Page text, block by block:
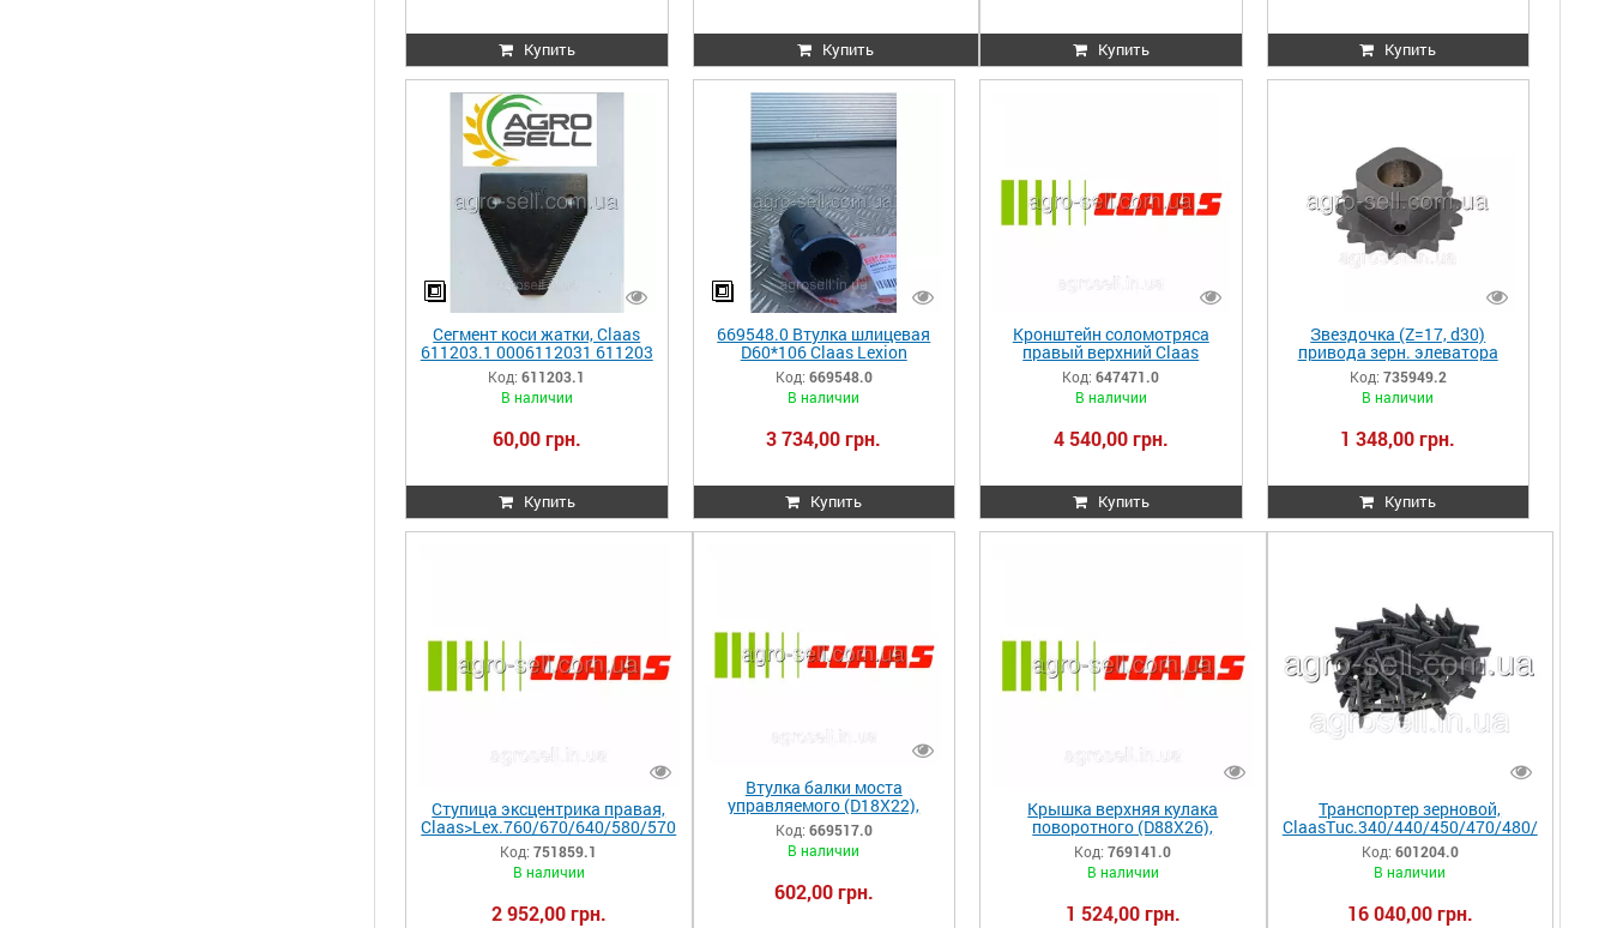
Купить Купить Купить Купить
Сегмент коси жатки, Claas
611203.1 0006112031 611203
Код: 611203.1
В наличии
60,00 грн.
Купить
669548.0 Втулка шлицевая
D60*106 Claas Lexion
669548.0 000669548.0
669548 0006695480
Код: 669548.0
В наличии
3 734,00 грн.
Купить
Кронштейн соломотряса
правый верхний Claas
Meg208/208
II/370//Tuc330/440/320
647471.0 647471 0006474710
Код: 647471.0
В наличии
4 540,00 грн.
Купить
Звездочка (Z=17, d30)
привода зерн. элеватора
Lex420/440/460/480/580
735949.2 735949 0007359492
Код: 735949.2
В наличии
1 348,00 грн.
Купить
Ступица эксцентрика правая,
Claas>Lex.760/670/640/580/570
/480 751859.1 751859
0007518591
Код: 751859.1
В наличии
2 952,00 грн.
Втулка балки моста
управляемого (D18X22),
Claas Lex.670/640/580/480
669517.0 669517 000669517
Код: 669517.0
В наличии
602,00 грн.
Крышка верхняя кулака
поворотного (D88X26),
Claas>Lex.760/750/740/670/640
/580/570/560/540 769141.0
769141
Код: 769141.0
В наличии
1 524,00 грн.
Транспортер зерновой,
ClaasTuc.340/440/450/470/480/
18AP012119 601204.0 601204
0006012040
Код: 601204.0
В наличии
16 040,00 грн.